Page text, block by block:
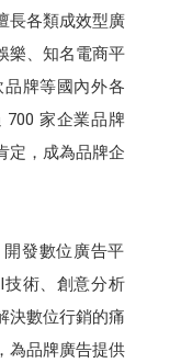
長各類成效型廣
樂、知名電商平
牌等國內外各
700 家企業品牌
定，成為品牌企
發數位廣告平
技術、創意分析
決數位行銷的痛
為品牌廣告提供